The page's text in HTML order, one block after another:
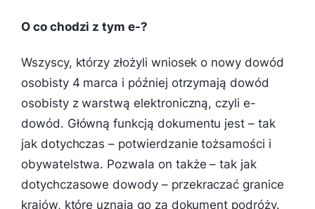
O co chodzi z tym e-?
Wszyscy, którzy złożyli wniosek o nowy dowód
osobisty 4 marca i później otrzymają dowód
osobisty z warstwą elektroniczną, czyli e-
dowód. Główną funkcją dokumentu jest – tak
jak dotychczas – potwierdzanie tożsamości i
obywatelstwa. Pozwala on także – tak jak
dotychczasowe dowody – przekraczać granice
krajów, które uznają go za dokument podróży.